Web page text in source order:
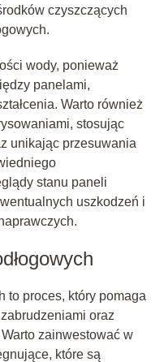
czyszczących
wody, ponieważ
panelami,
Warto również
stosując
unikając przesuwania
stanu paneli
uszkodzeń i
to proces, który pomaga
oraz
zainwestować w
które są